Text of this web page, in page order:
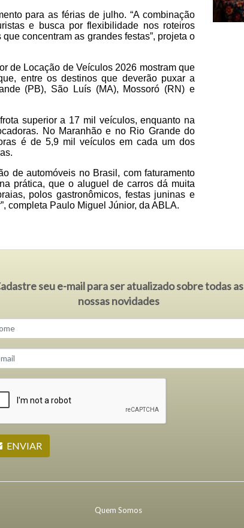
para as férias de julho. “A combinação
e busca por flexibilidade nos roteiros
concentram as grandes festas”, projeta o
de Locação de Veículos 2026 mostram que
entre os destinos que deverão puxar a
(PB), São Luís (MA), Mossoró (RN) e
superior a 17 mil veículos, enquanto na
No Maranhão e no Rio Grande do
é de 5,9 mil veículos em cada um dos
de automóveis no Brasil, com faturamento
prática, que o aluguel de carros dá muita
polos gastronômicos, festas juninas e
completa Paulo Miguel Júnior, da ABLA.
seu e-mail para ser atualizado sobre todas as
nossas novidades
ENVIAR
Quem Somos